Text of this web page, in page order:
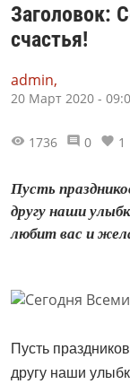
Заголовок:
счастья!
admin,
20 Март 2020 -
1736 0 1
Пусть
другу наши
любит вас и
Пусть
другу наши